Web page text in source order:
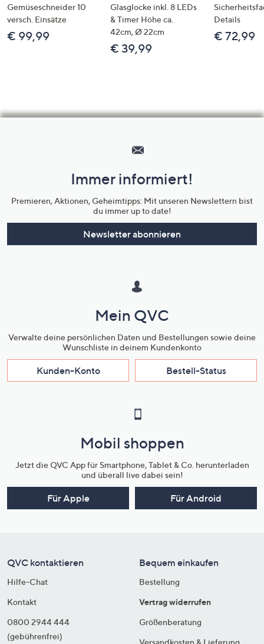
Gemüseschneider 10
versch. Einsätze
€ 99,99
Glasglocke inkl. 8 LEDs
& Timer Höhe ca.
42cm, Ø 22cm
€ 39,99
Details
€ 72,99
Unternehmensinformationen
Immer informiert!
Premieren, Aktionen, Geheimtipps: Mit unseren Newslettern bist
du immer up to date!
Newsletter abonnieren
Mein QVC
Verwalte deine persönlichen Daten und Bestellungen sowie deine
Wunschliste in deinem Kundenkonto
Kunden-Konto Bestell-Status
Mobil shoppen
Jetzt die QVC App für Smartphone, Tablet & Co. herunterladen
und überall live dabei sein!
Für Apple Für Android
QVC kontaktieren
Hilfe-Chat
Kontakt
0800 2944 444
(gebührenfrei)
Bequem einkaufen
Bestellung
Vertrag widerrufen
Größenberatung
Versandkosten & Lieferung